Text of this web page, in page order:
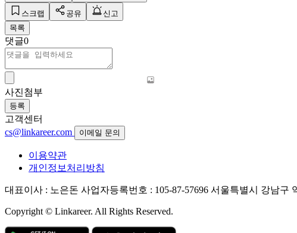
스크랩 공유
신고
목록
댓글0
사진첨부
등록
고객센터
cs@linkareer.com
이메일 문의
이용약관
개인정보처리방침
대표이사 : 노은돈 사업자등록번호 : 105-87-57696 서울특별시 강남구
Copyright © Linkareer. All Rights Reserved.